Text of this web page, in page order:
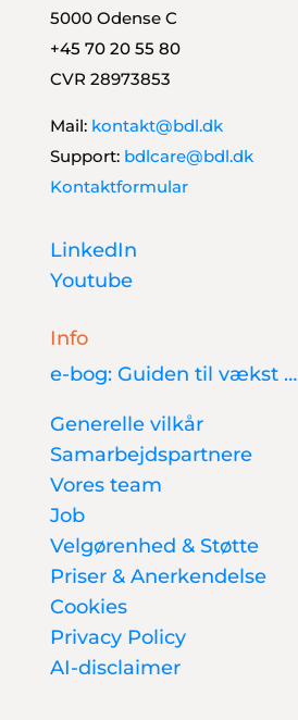
5000 Odense C
+45 70 20 55 80
CVR 28973853
Mail: kontakt@bdl.dk
Support: bdlcare@bdl.dk
Kontaktformular
LinkedIn
Youtube
Info
e-bog: Guiden til vækst …
Generelle vilkår
Samarbejdspartnere
Vores team
Job
Velgørenhed & Støtte
Priser & Anerkendelse
Cookies
Privacy Policy
AI-disclaimer